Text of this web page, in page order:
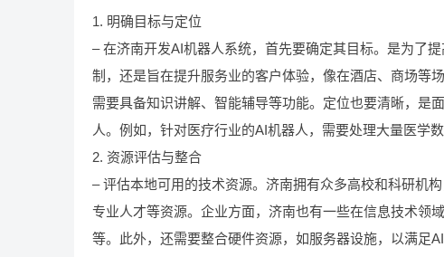
1. 明确目标与定位
– 在济南开发AI机器人系统，首先要确定其目标。是为了
制，还是旨在提升服务业的客户体验，像在酒店、商场等
需要具备知识讲解、智能辅导等功能。定位也要清晰，是
人。例如，针对医疗行业的AI机器人，需要处理大量医学
2. 资源评估与整合
– 评估本地可用的技术资源。济南拥有众多高校和科研机
专业人才等资源。企业方面，济南也有一些在信息技术领
等。此外，还需要整合硬件资源，如服务器设施，以满足